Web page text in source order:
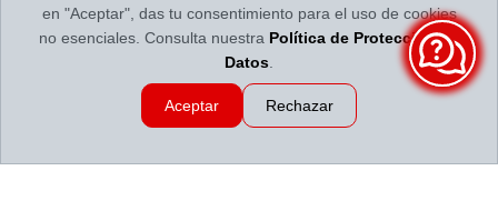
en "Aceptar", das tu consentimiento para el uso de cookies
no esenciales. Consulta nuestra Política de Protección de
Datos
Aceptar Rechazar
Califica tu experiencia y nuestro contenido
Baterías en Medellín | Servillantas el Dorado 2026-08-06 06:14:41